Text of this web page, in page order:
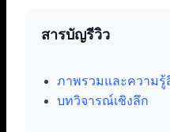
สารบัญรีวิว
ภาพรวมและความรู้
บทวิจารณ์เชิงลึก